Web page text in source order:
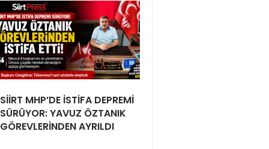
SİİRT MHP’DE İSTİFA DEPREMİ
SÜRÜYOR: YAVUZ ÖZTANIK
GÖREVLERİNDEN AYRILDI